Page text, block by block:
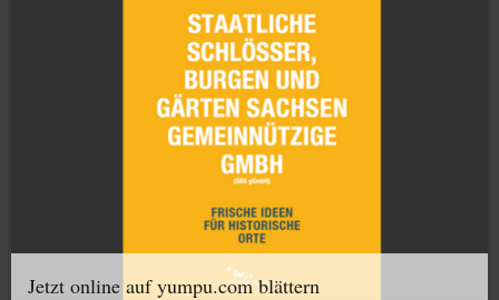
Jetzt online auf yumpu.com blättern